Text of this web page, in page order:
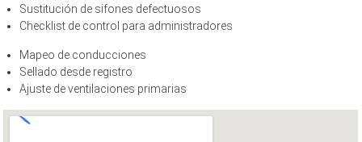
Sustitución de sifones defectuosos
Checklist de control para administradores
Mapeo de conducciones
Sellado desde registro
Ajuste de ventilaciones primarias